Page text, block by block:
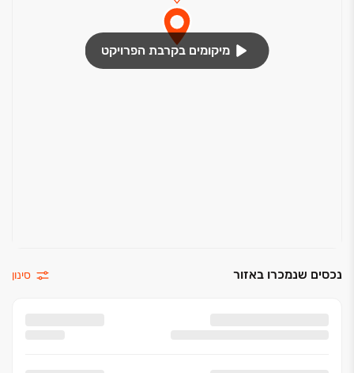
מיקומים בקרבת הפרויקט
נכסים שנמכרו באזור סינון